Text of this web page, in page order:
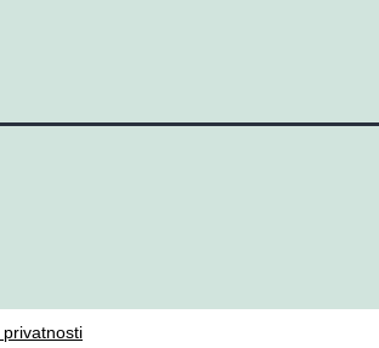
privatnosti